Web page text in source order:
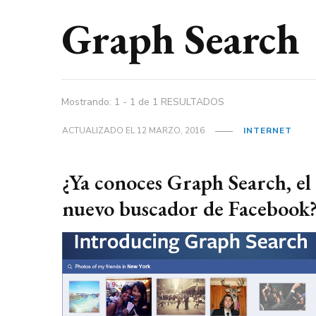
Graph Search
Mostrando: 1 - 1 de 1 RESULTADOS
ACTUALIZADO EL12 MARZO, 2016 INTERNET
¿Ya conoces Graph Search, el
nuevo buscador de